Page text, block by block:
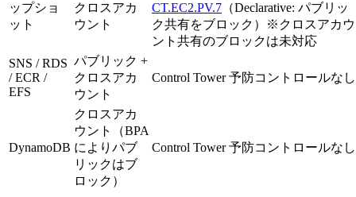
ップショ
ット
クロスアカ
ウント
CT.EC2.PV.7 （Declarative: パブリッ
ク共有をブロック）※クロスアカウ
ント共有のブロックは未対応
SNS / RDS
/ ECR /
EFS
パブリック +
クロスアカ
ウント
Control Tower 予防コントロールなし
DynamoDB
クロスアカ
ウント（BPA
によりパブ
リックはブ
ロック）
Control Tower 予防コントロールなし